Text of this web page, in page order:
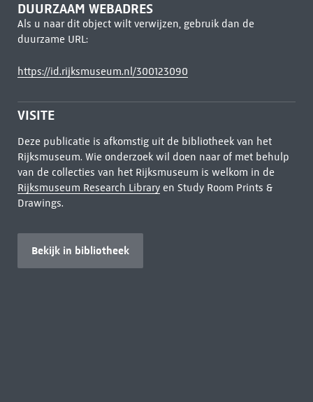
DUURZAAM WEBADRES
Als u naar dit object wilt verwijzen, gebruik dan de
duurzame URL:
https://id.rijksmuseum.nl/300123090
VISITE
Deze publicatie is afkomstig uit de bibliotheek van het
Rijksmuseum. Wie onderzoek wil doen naar of met behulp
van de collecties van het Rijksmuseum is welkom in de
Rijksmuseum Research Libraryen Study Room Prints &
Drawings.
Bekijk in bibliotheek